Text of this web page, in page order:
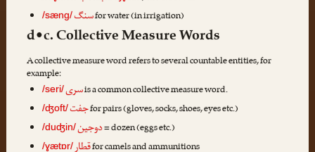
/sæng/سنگfor water (in irrigation)
d•c. Collective Measure Words
A collective measure word refers to several countable entities, for
example:
/seri/سریis a common collective measure word.
/ʤoft/جفتfor pairs (gloves, socks, shoes, eyes etc.)
/duʤin/دوجین= dozen (eggs etc.)
/ɣætɒr/